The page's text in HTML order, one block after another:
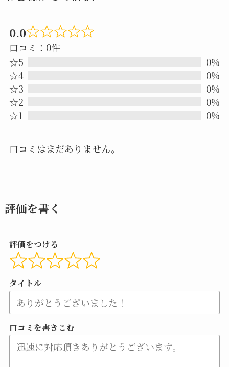
0.0
Rated
口コミ：0件
☆5
0%
☆4
0%
☆3
0%
☆2
0%
☆1
0%
口コミはまだありません。
評価を書く
評価をつける
タイトル
口コミを書きこむ